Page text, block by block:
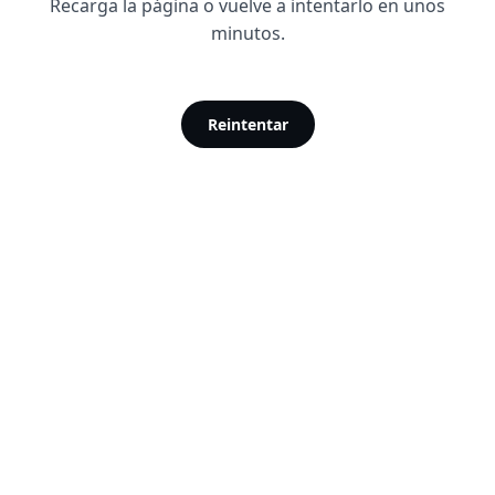
Recarga la página o vuelve a intentarlo en unos
minutos.
Reintentar